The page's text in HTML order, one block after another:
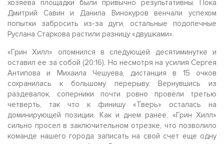
хозяева площадки были привычно результативны. Пока
Дмитрий Савин и Данила Винокуров венчали успехом
попытки забросить из-за дуги, остальные подопечные
Руслана Старкова растили разницу «двушками».
«Грин Хилл» опомнился в следующей десятиминутке и
оставил ее за собой (20:16). Но несмотря на усилия Сергея
Антипова и Михаила Чешуева, дистанция в 15 очков
сохранилась к большому перерыву. Вернувшись из
раздевалок, соперники почти ровно провели третью
четверть, так что к финишу «Тверь» осталась на
доминирующей позиции. Как и днем ранее, «Грин Хилл»
сильно просел в заключительном отрезке, что позволило
команде нашего города записать на свой счет еще одну